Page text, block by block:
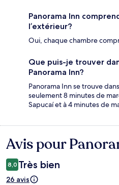
Panorama Inn
l’extérieur?
Oui, chaque chambre
Que puis-je trouver
Panorama Inn?
Panorama Inn se trouve
seulement 8 minutes de
Sapucaí et à 4 minutes de
Avis
Avis pour
8,0 Très bien
26 avis